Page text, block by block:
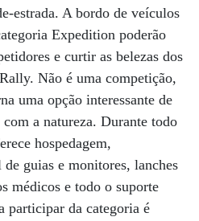
estrada. A bordo de veículos
Expedition poderão
e curtir as belezas dos
Não é uma competição,
uma opção interessante de
a natureza. Durante todo
hospedagem,
guias e monitores, lanches
médicos e todo o suporte
participar da categoria é